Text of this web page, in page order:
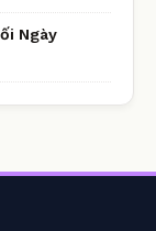
Ngày